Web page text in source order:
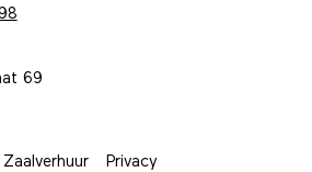
69
Zaalverhuur Privacy